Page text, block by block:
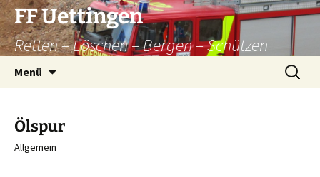
Zum
Inhalt
springen
FF Uettingen
Retten – Löschen – Bergen – Schützen
Menü
Suchen
nach:
Ölspur
Allgemein